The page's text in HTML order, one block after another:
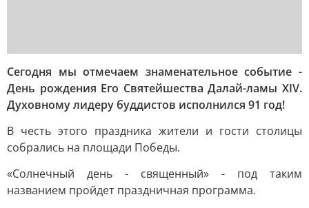
Сегодня мы отмечаем знаменательное событие -
День рождения Его Святейшества Далай-ламы XIV.
Духовному лидеру буддистов исполнился 91 год!
В честь этого праздника жители и гости столицы
собрались на площади Победы.
«Солнечный день - священный» - под таким
названием пройдет праздничная программа.